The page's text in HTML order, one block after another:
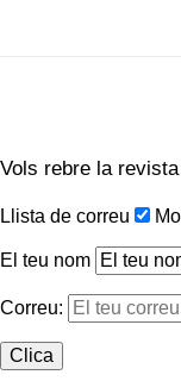
Vols rebre la
Llista de correu
El teu nom
Correu: